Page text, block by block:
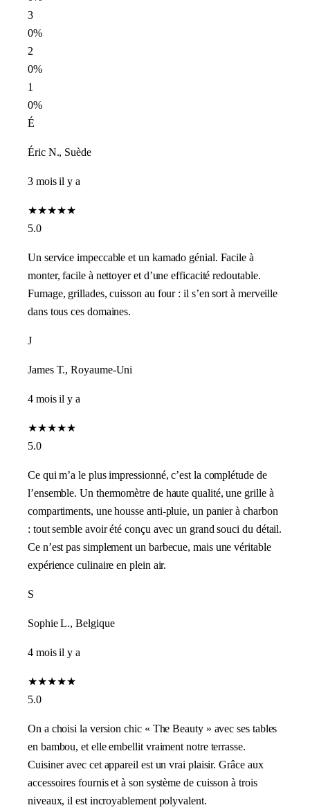
3
0%
2
0%
1
0%
É
Éric N., Suède
3 mois il y a
★★★★★
5.0
Un service impeccable et un kamado génial. Facile à
monter, facile à nettoyer et d’une efficacité redoutable.
Fumage, grillades, cuisson au four : il s’en sort à merveille
dans tous ces domaines.
J
James T., Royaume-Uni
4 mois il y a
★★★★★
5.0
Ce qui m’a le plus impressionné, c’est la complétude de
l’ensemble. Un thermomètre de haute qualité, une grille à
compartiments, une housse anti-pluie, un panier à charbon
: tout semble avoir été conçu avec un grand souci du détail.
Ce n’est pas simplement un barbecue, mais une véritable
expérience culinaire en plein air.
S
Sophie L., Belgique
4 mois il y a
★★★★★
5.0
On a choisi la version chic « The Beauty » avec ses tables
en bambou, et elle embellit vraiment notre terrasse.
Cuisiner avec cet appareil est un vrai plaisir. Grâce aux
accessoires fournis et à son système de cuisson à trois
niveaux, il est incroyablement polyvalent.